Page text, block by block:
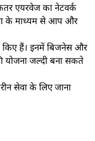
एयरवेज का नेटवर्क
के माध्यम से आप और
हैं। इनमें बिजनेस और
योजना जल्दी बना सकते
सेवा के लिए जाना